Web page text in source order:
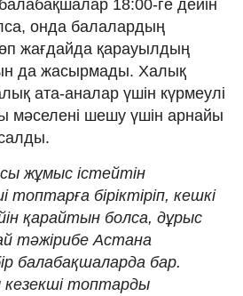
18:00-ге дейін
онда балалардың
жағдайда қарауылдың
да жасырмады. Халық
ата-аналар үшін күрмеулі
мәселені шешу үшін арнайы
жұмыс істейтін
топтарға біріктіріп, кешкі
қарайтын болса, дұрыс
тәжірибе Астана
балабақшаларда бар.
топтарды